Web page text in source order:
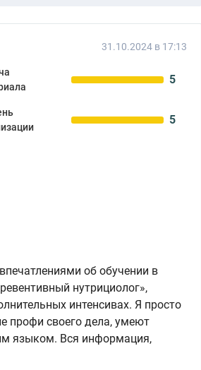
31.10.2024 в 17:13
5
5
об обучении в
нутрициолог»,
интенсивах. Я просто
профи своего дела, умеют
языком. Вся информация,